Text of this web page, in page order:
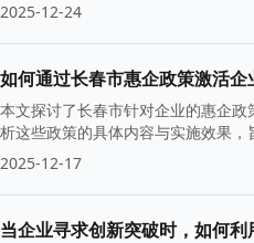
2025-12-24
如何通过长春市惠企政策激活企
本文探讨了长春市针对企业的惠企
析这些政策的具体内容与实施效果
2025-12-17
当企业寻求创新突破时，如何